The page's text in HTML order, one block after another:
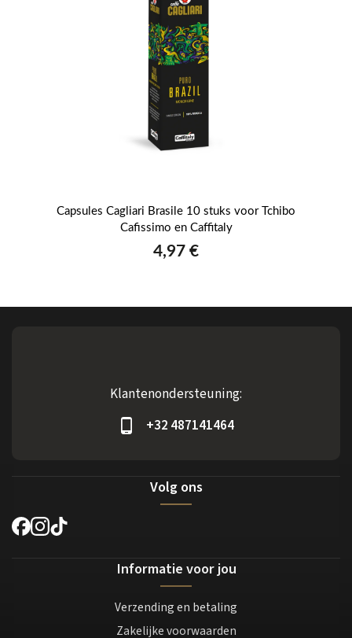
Capsules Cagliari Brasile 10 stuks voor Tchibo
Cafissimo en Caffitaly
4,97 €
Klantenondersteuning:
+32 487141464
Volg ons
Informatie voor jou
Verzending en betaling
Zakelijke voorwaarden